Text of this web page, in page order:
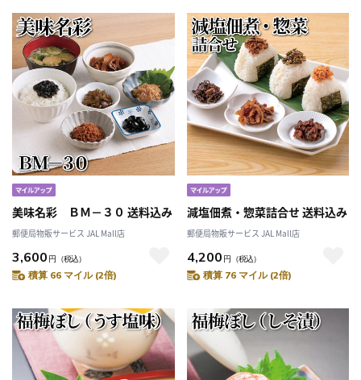
美味名彩 ＢＭ－３０ 送料込み
郵便局物販サービス JAL Mall店
3,600 円 （税込）
積算 66 マイル (2倍)
減塩佃煮・惣菜詰合せ 送料込み
郵便局物販サービス JAL Mall店
4,200 円 （税込）
積算 76 マイル (2倍)